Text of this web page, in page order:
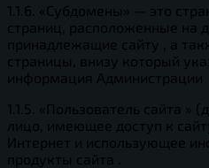
1.1.6. «Субдомены» — это
страниц, расположенные на
принадлежащие сайту , а
страницы, внизу который
информация Администрации
1.1.5. «Пользователь сайта »
лицо, имеющее доступ к
Интернет и использующее
продукты сайта .